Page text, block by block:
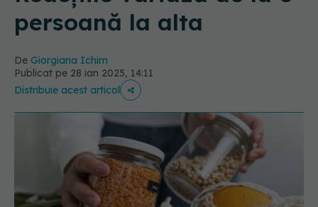
persoană la alta
De Giorgiana Ichim
Publicat pe 28 ian 2025, 14:11
Distribuie acest articol